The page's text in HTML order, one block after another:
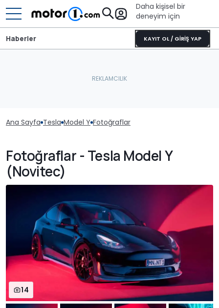
Daha kişisel bir
deneyim için
KAYIT OL / GİRİŞ YAP
Haberler
Ana Sayfa Tesla Model Y Fotoğraflar
Fotoğraflar - Tesla Model Y
(Novitec)
14